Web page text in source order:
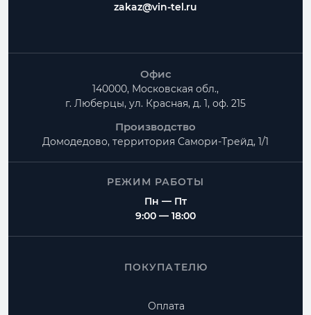
zakaz@vin-tel.ru
Офис
140000, Московская обл.,
г. Люберцы, ул. Красная, д. 1, оф. 215
Производство
Домодедово, территория Самори-Трейд, 1/1
РЕЖИМ РАБОТЫ
Пн — Пт
9:00 — 18:00
ПОКУПАТЕЛЮ
Оплата